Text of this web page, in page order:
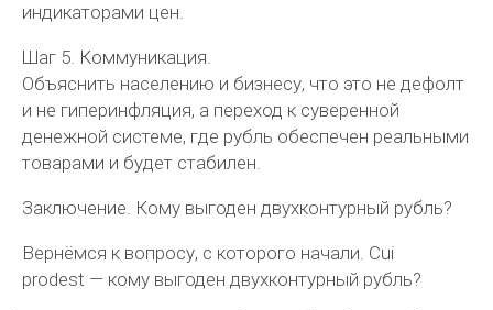
индикаторами цен.
Шаг 5. Коммуникация.
Объяснить населению и бизнесу, что это не дефолт
и не гиперинфляция, а переход к суверенной
денежной системе, где рубль обеспечен реальными
товарами и будет стабилен.
Заключение. Кому выгоден двухконтурный рубль?
Вернёмся к вопросу, с которого начали. Cui
prodest — кому выгоден двухконтурный рубль?